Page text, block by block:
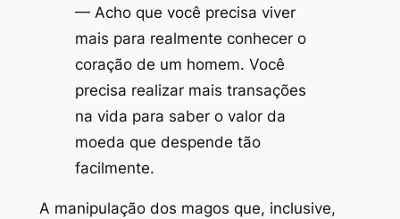
— Acho que você precisa viver
mais para realmente conhecer o
coração de um homem. Você
precisa realizar mais transações
na vida para saber o valor da
moeda que despende tão
facilmente.
A manipulação dos magos que, inclusive,